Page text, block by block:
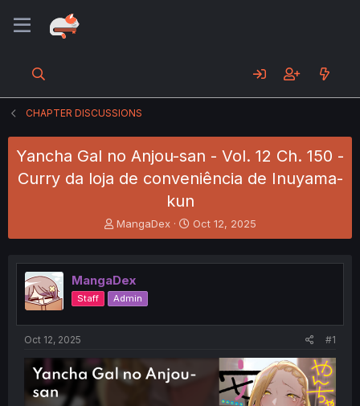
CHAPTER DISCUSSIONS
Yancha Gal no Anjou-san - Vol. 12 Ch. 150 -
Curry da loja de conveniência de Inuyama-
kun
T
h
e
a
d
s
t
t
e
MangaDex
S
t
r
t
Oct 12, 2025
MangaDex
Staff Admin
Oct 12, 2025 #1